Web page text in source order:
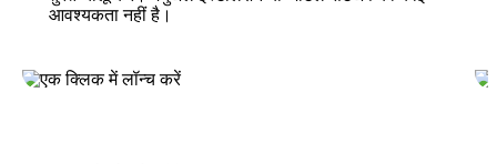
आवश्यकता नहीं है।